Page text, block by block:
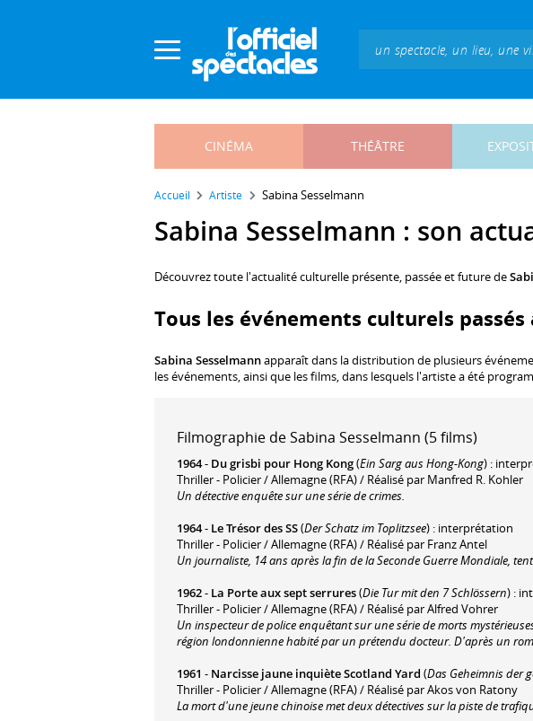
CINÉMA THÉÂTRE
Accueil Artiste Sabina Sesselmann
Sabina Sesselmann : son
Découvrez toute l'actualité culturelle présente, passée et future de
Tous les événements culturels passés
Sabina Sesselmannapparaît dans la distribution de plusieurs
les événements, ainsi que les films, dans lesquels l'artiste a été
Filmographie de Sabina Sesselmann (5 films)
1964- Du grisbi pour Hong Kong(Ein Sarg aus Hong-Kong) :
Thriller - Policier / Allemagne (RFA) / Réalisé par Manfred R. Kohler
Un détective enquête sur une série de crimes.
1964- Le Trésor des SS(Der Schatz im Toplitzsee) : interprétation
Thriller - Policier / Allemagne (RFA) / Réalisé par Franz Antel
Un journaliste, 14 ans après la fin de la Seconde Guerre Mondiale,
1962- La Porte aux sept serrures(Die Tur mit den 7 Schlössern) :
Thriller - Policier / Allemagne (RFA) / Réalisé par Alfred Vohrer
Un inspecteur de police enquêtant sur une série de morts
région londonnienne habité par un prétendu docteur. D'après un
1961 - Narcisse jaune inquiète Scotland Yard (Das Geheimnis der
Thriller - Policier / Allemagne (RFA) / Réalisé par Akos von Ratony
La mort d'une jeune chinoise met deux détectives sur la piste de